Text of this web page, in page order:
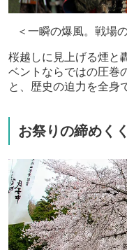
＜一瞬の爆風。戦場
桜越しに見上げる煙と
ベントならではの圧巻
と、歴史の迫力を全身
お祭りの締めく